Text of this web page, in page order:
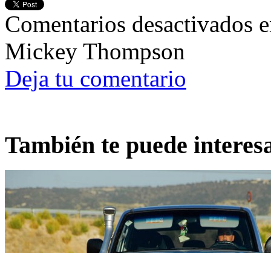
Comentarios desactivados
Mickey Thompson
Deja tu comentario
También te puede